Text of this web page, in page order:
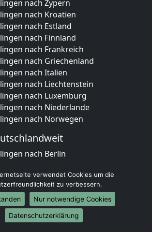
nach Zypern
nach Kroatien
nach Estland
nach Finnland
nach Frankreich
nach Griechenland
nach Italien
nach Liechtenstein
nach Luxemburg
nach Niederlande
nach Norwegen
nach Berlin
nach München
nach Köln
nach Frankfurt am Main
nach Stuttgart
nach Düsseldorf
verwendet Cookies um die
zu verbessern.
Nur notwendige Cookies
Datenschutzerklärung